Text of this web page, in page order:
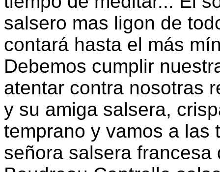
salsero mas ligon de
contará hasta el más
Debemos cumplir
atentar contra nosotras
y su amiga salsera,
temprano y vamos a las
señora salsera